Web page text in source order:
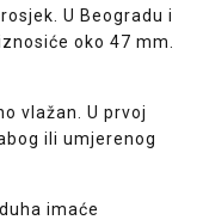
U Beogradu i
oko 47 mm.
vlažan. U prvoj
ili umjerenog
imaće